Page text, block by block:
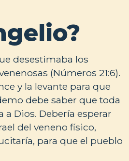
desestimaba los
(Números 21:6).
y la levante para que
debe saber que toda
Dios. Debería esperar
del veneno físico,
para que el pueblo